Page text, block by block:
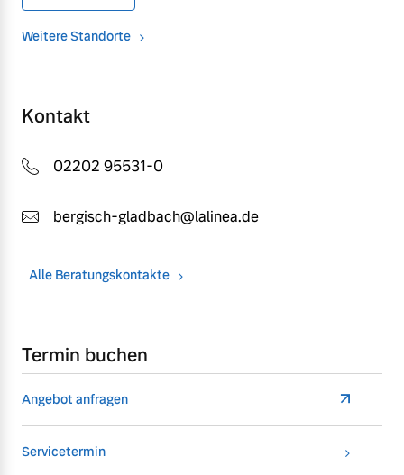
Weitere Standorte
Kontakt
02202 95531-0
bergisch-gladbach@lalinea.de
Alle Beratungskontakte
Termin buchen
Angebot anfragen
Servicetermin